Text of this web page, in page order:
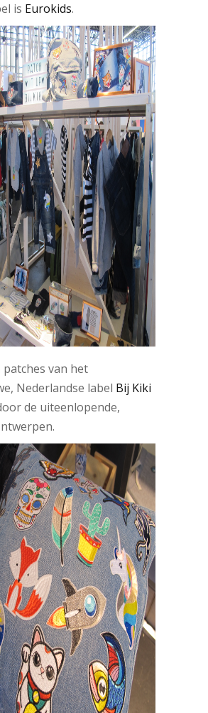
is Eurokids.
van het
Nederlandse label Bij Kiki
de uiteenlopende,